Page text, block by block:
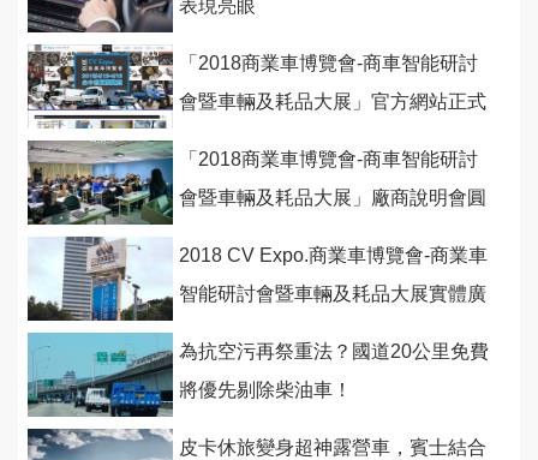
表現亮眼
「2018商業車博覽會-商車智能研討
會暨車輛及耗品大展」官方網站正式
「2018商業車博覽會-商車智能研討
會暨車輛及耗品大展」廠商說明會圓
2018 CV Expo.商業車博覽會-商業車
智能研討會暨車輛及耗品大展實體廣
為抗空污再祭重法？國道20公里免費
將優先剔除柴油車！
皮卡休旅變身超神露營車，賓士結合